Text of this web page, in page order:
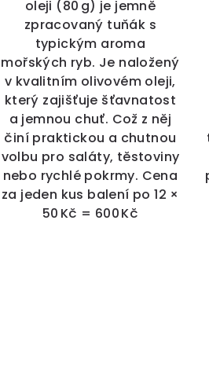
oleji (80 g) je jemně
zpracovaný tuňák s
typickým aroma
mořských ryb. Je naložený
v kvalitním olivovém oleji,
který zajišťuje šťavnatost
a jemnou chuť. Což z něj
činí praktickou a chutnou
volbu pro saláty, těstoviny
nebo rychlé pokrmy. Cena
za jeden kus balení po 12 ×
50 Kč = 600 Kč